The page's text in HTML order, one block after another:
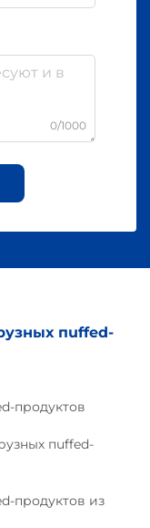
0/1000
пuffed-
продуктов
пuffed-
продуктов из